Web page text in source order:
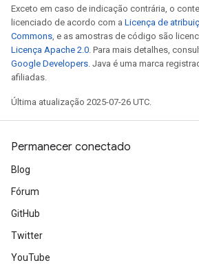
Exceto em caso de indicação contrária, o
licenciado de acordo com a Licença de
Commons, e as amostras de código são
Licença Apache 2.0. Para mais detalhes,
Google Developers. Java é uma marca
afiliadas.
Última atualização 2025-07-26 UTC.
Permanecer conectado
Blog
Fórum
GitHub
Twitter
YouTube